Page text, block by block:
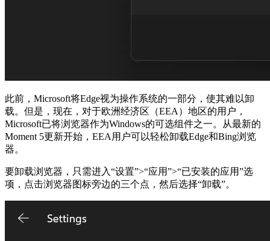
此前，Microsoft将Edge视为操作系统的一部分，使其难以卸
载。但是，现在，对于欧洲经济区（EEA）地区的用户，
Microsoft已将浏览器作为Windows的可选组件之一。从最新的
Moment 5更新开始，EEA用户可以轻松卸载Edge和Bing浏览
器。
要卸载浏览器，只需进入“设置”>“应用”>“已安装的应用”选
项，点击浏览器图标旁边的三个点，然后选择“卸载”。